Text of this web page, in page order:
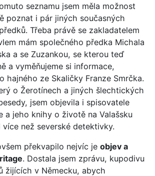
seznamu jsem měla možnost
poznat i pár jiných současných
Třeba právě se zakladatelem
mám společného předka Michala
a se Zuzankou, se kterou teď
a vyměňujeme si informace,
hajného ze Skaličky Franze Smrčka.
o Žerotínech a jiných šlechtických
jsem objevila i spisovatele
a jeho knihy o životě na Valašsku
více než severské detektivky.
překvapilo nejvíc je objev a
. Dostala jsem zprávu, kupodivu
žijících v Německu, abych